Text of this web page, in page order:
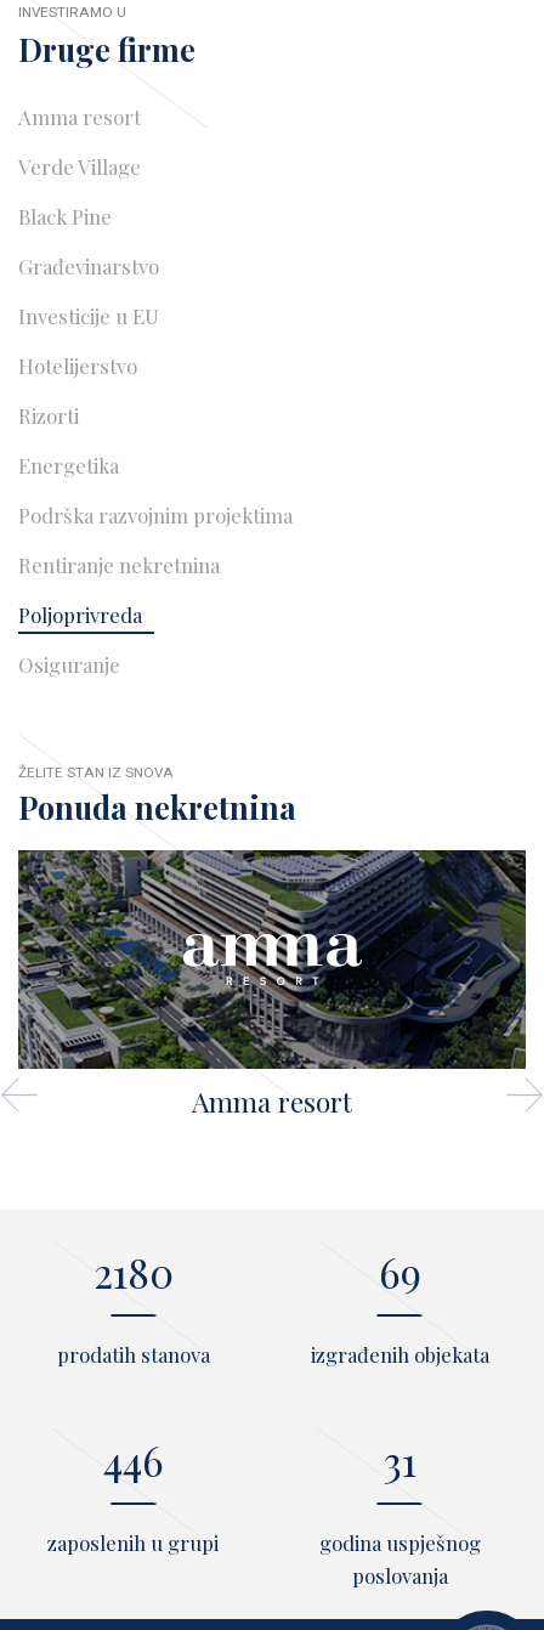
INVESTIRAMO U
Druge firme
Amma resort
Verde Village
Black Pine
Građevinarstvo
Investicije u EU
Hotelijerstvo
Rizorti
Energetika
Podrška razvojnim projektima
Rentiranje nekretnina
Poljoprivreda
Osiguranje
ŽELITE STAN IZ SNOVA
Ponuda nekretnina
Amma resort
2194
prodatih stanova
70
izgrađenih objekata
449
zaposlenih u grupi
31
godina uspješnog
poslovanja